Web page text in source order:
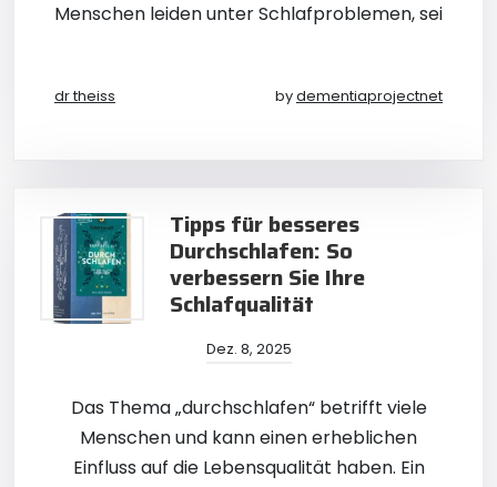
Menschen leiden unter Schlafproblemen, sei
dr theiss bydementiaprojectnet
Tipps für besseres
Durchschlafen: So
verbessern Sie Ihre
Schlafqualität
Dez. 8, 2025
Das Thema „durchschlafen“ betrifft viele
Menschen und kann einen erheblichen
Einfluss auf die Lebensqualität haben. Ein